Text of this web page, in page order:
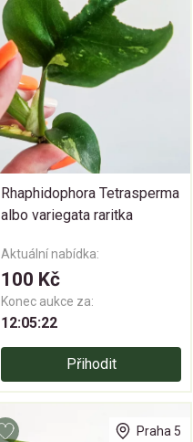
Rhaphidophora Tetrasperma
albo variegata raritka
Aktuální nabídka:
100 Kč
Konec aukce za:
12:05:21
Přihodit
Praha 5